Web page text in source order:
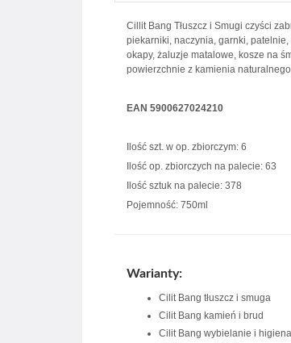
Cillit Bang Tłuszcz i Smugi czyści
piekarniki, naczynia, garnki, patelnie,
okapy, żaluzje matalowe, kosze na
powierzchnie z kamienia naturalnego,
EAN 5900627024210
Ilość szt. w op. zbiorczym: 6
Ilość op. zbiorczych na palecie: 63
Ilość sztuk na palecie: 378
Pojemność: 750ml
Warianty:
Cilit Bang tłuszcz i smuga
Cilit Bang kamień i brud
Cilit Bang wybielanie i higiena